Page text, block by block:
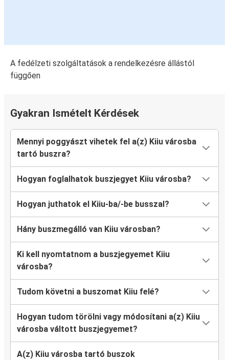
A fedélzeti szolgáltatások a rendelkezésre állástól
függően
Gyakran Ismételt Kérdések
Mennyi poggyászt vihetek fel a(z) Kiiu városba
tartó buszra?
Hogyan foglalhatok buszjegyet Kiiu városba?
Hogyan juthatok el Kiiu-ba/-be busszal?
Hány buszmegálló van Kiiu városban?
Ki kell nyomtatnom a buszjegyemet Kiiu
városba?
Tudom követni a buszomat Kiiu felé?
Hogyan tudom törölni vagy módosítani a(z) Kiiu
városba váltott buszjegyemet?
A(z) Kiiu városba tartó buszok